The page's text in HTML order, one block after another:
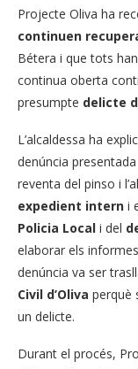
Projecte Oliva ha
continuen
Bétera i que tots
continua oberta
presumpte delicte
L’alcaldessa ha
denúncia
reventa del pinso i
expedient intern i
Policia Local i del
elaborar els
denúncia va ser
Civil d’Oliva perquè
un delicte.
Durant el procés,